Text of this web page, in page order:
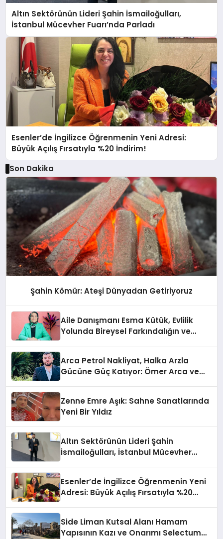
Altın Sektörünün Lideri Şahin İsmailoğulları,
İstanbul Mücevher Fuarı’nda Parladı ￼
Esenler’de İngilizce Öğrenmenin Yeni Adresi:
Büyük Açılış Fırsatıyla %20 İndirim!
Son Dakika
Şahin Kömür: Ateşi Dünyadan Getiriyoruz
Aile Danışmanı Esma Kütük, Evlilik
Yolunda Bireysel Farkındalığın ve
Arca Petrol Nakliyat, Halka Arzla
Gücüne Güç Katıyor: Ömer Arca ve
Zenne Emre Aşık: Sahne Sanatlarında
Yeni Bir Yıldız
Altın Sektörünün Lideri Şahin
İsmailoğulları, İstanbul Mücevher
Esenler’de İngilizce Öğrenmenin Yeni
Adresi: Büyük Açılış Fırsatıyla %20
Side Liman Kutsal Alanı Hamam
Yapısının Kazı ve Onarımı Selectum